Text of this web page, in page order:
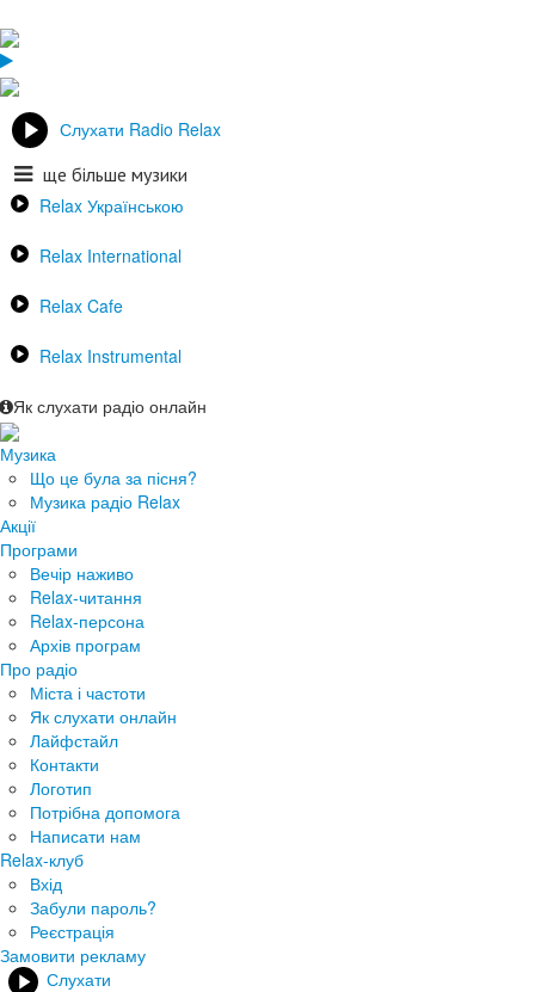
Слухати Radio Relax
ще більше музики
Relax Українською
Relax International
Relax Cafe
Relax Instrumental
Як слухати радіо онлайн
Музика
Що це була за пісня?
Музика радіо Relax
Акції
Програми
Вечір наживо
Relax-читання
Relax-персона
Архів програм
Про радіо
Міста і частоти
Як слухати онлайн
Лайфстайл
Контакти
Логотип
Потрібна допомога
Написати нам
Relax-клуб
Вхід
Забули пароль?
Реєстрація
Замовити рекламу
Слухати